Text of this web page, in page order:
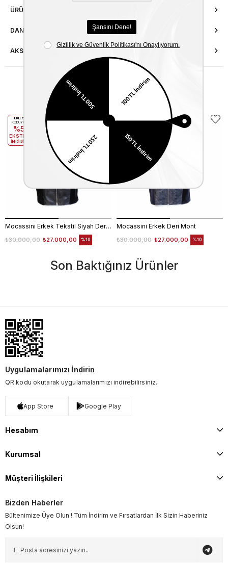
ÜRÜN ÖZELLIKLERI
DANIŞMA HATTI
AKSESUAR ONARIMI
Benzer Ürünler
Mocassini Erkek Tekstil Siyah Deri Mont
₺27.000,00
₺30.000,00 %10
EKLE5
KODUYLA
%5
EKSTRA
İNDİRİM
Mocassini Erkek Deri Mont
₺27.000,00
₺30.000,00 %10
EKSTRA
İNDİRİM
Son Baktığınız Ürünler
Uygulamalarımızı İndirin
QR kodu okutarak uygulamalarımızı indirebilirsiniz.
App Store Google Play
Hesabım
Kurumsal
Müşteri İlişkileri
Bizden Haberler
Bültenimize Üye Olun ! Tüm İndirim ve Fırsatlardan İlk Sizin Haberiniz
Olsun!